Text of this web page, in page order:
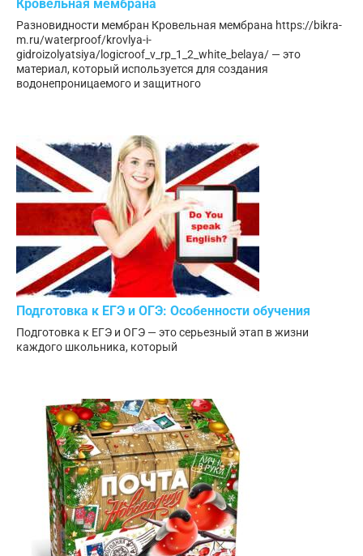
Кровельная мембрана
Разновидности мембран Кровельная мембрана https://bikra-
m.ru/waterproof/krovlya-i-
gidroizolyatsiya/logicroof_v_rp_1_2_white_belaya/ — это
материал, который используется для создания
водонепроницаемого и защитного
Подготовка к ЕГЭ и ОГЭ: Особенности обучения
Подготовка к ЕГЭ и ОГЭ — это серьезный этап в жизни
каждого школьника, который